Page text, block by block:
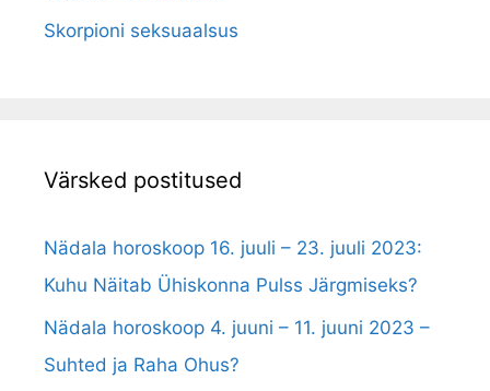
Skorpioni seksuaalsus
Värsked postitused
Nädala horoskoop 16. juuli – 23. juuli 2023:
Kuhu Näitab Ühiskonna Pulss Järgmiseks?
Nädala horoskoop 4. juuni – 11. juuni 2023 –
Suhted ja Raha Ohus?